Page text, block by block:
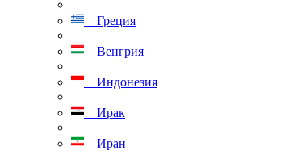
Греция
Венгрия
Индонезия
Ирак
Иран